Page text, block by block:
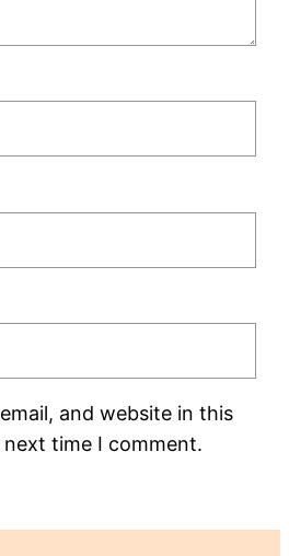
and website in this
time I comment.